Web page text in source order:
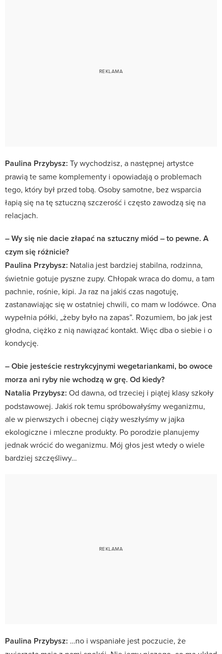
Paulina Przybysz: Ty wychodzisz, a następnej artystce
prawią te same komplementy i opowiadają o problemach
tego, który był przed tobą. Osoby samotne, bez wsparcia
łapią się na tę sztuczną szczerość i często zawodzą się na
relacjach.
– Wy się nie dacie złapać na sztuczny miód – to pewne. A
czym się różnicie?
Paulina Przybysz: Natalia jest bardziej stabilna, rodzinna,
świetnie gotuje pyszne zupy. Chłopak wraca do domu, a tam
pachnie, rośnie, kipi. Ja raz na jakiś czas nagotuję,
zastanawiając się w ostatniej chwili, co mam w lodówce. Ona
wypełnia półki, „żeby było na zapas”. Rozumiem, bo jak jest
głodna, ciężko z nią nawiązać kontakt. Więc dba o siebie i o
kondycję.
– Obie jesteście restrykcyjnymi wegetariankami, bo owoce
morza ani ryby nie wchodzą w grę. Od kiedy?
Natalia Przybysz: Od dawna, od trzeciej i piątej klasy szkoły
podstawowej. Jakiś rok temu spróbowałyśmy weganizmu,
ale w pierwszych i obecnej ciąży weszłyśmy w jajka
ekologiczne i mleczne produkty. Po porodzie planujemy
jednak wrócić do weganizmu. Mój głos jest wtedy o wiele
bardziej szczęśliwy…
Paulina Przybysz: …no i wspaniałe jest poczucie, że